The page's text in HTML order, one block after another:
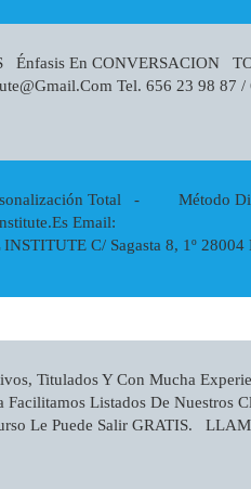
Énfasis En CONVERSACION
Tel. 656 23 98 87 /
Total - Método
Email:
C/ Sagasta 8, 1º 28004
Titulados Y Con Mucha
Listados De Nuestros
Le Puede Salir GRATIS.